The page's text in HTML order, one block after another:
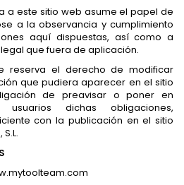
a este sitio web asume el papel de
a la observancia y cumplimiento
aquí dispuestas, así como a
que fuera de aplicación.
se reserva el derecho de modificar
que pudiera aparecer en el sitio
de preavisar o poner en
dichas obligaciones,
con la publicación en el sitio